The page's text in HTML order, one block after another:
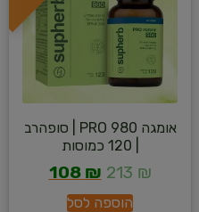
אומגה PRO 980 | סופהרב
213 ₪
108 ₪
הוספה לסל